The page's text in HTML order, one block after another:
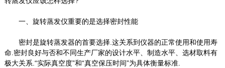
一、旋转蒸发仪重要的是选择密封性能
密封是旋转蒸发器的首要选择.这关系到仪器的正常使用和使用寿
命.密封良好与否和不同生产厂家的设计水平、制造水平、选材取料有
极大关系.“实际真空度”和“真空保压时间”为具体衡量标准.